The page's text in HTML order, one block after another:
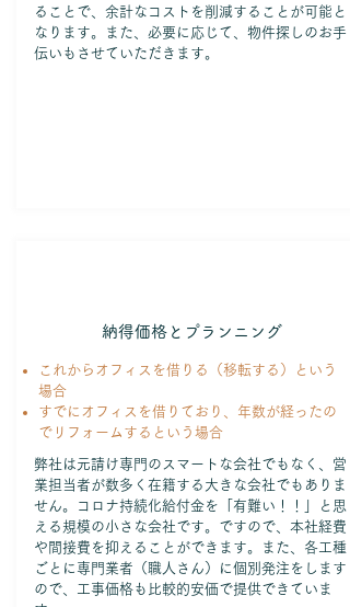
ることで、余計なコストを削減することが可能と
なります。また、必要に応じて、物件探しのお手
伝いもさせていただきます。
納得価格とプランニング
これからオフィスを借りる（移転する）という
場合
すでにオフィスを借りており、年数が経ったの
でリフォームするという場合
弊社は元請け専門のスマートな会社でもなく、営
業担当者が数多く在籍する大きな会社でもありま
せん。コロナ持続化給付金を「有難い！！」と思
える規模の小さな会社です。ですので、本社経費
や間接費を抑えることができます。また、各工種
ごとに専門業者（職人さん）に個別発注をします
ので、工事価格も比較的安価で提供できていま